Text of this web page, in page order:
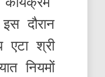
दौरान
एटा श्री
नियमों